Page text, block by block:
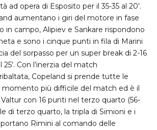
ad opera di Esposito per il 35-35 al 20’.
aumentano i giri del motore in fase
in campo, Alipiev e Sankare rispondono
e sono i cinque punti in fila di Marini
del sorpasso per un super break di 2-16
25’. Con l’inerzia del match
Copeland si prende tutte le
momento più difficile del match ed è il
con 16 punti nel terzo quarto (56-
di terzo quarto, la tripla di Simioni e i
Rimini al comando delle